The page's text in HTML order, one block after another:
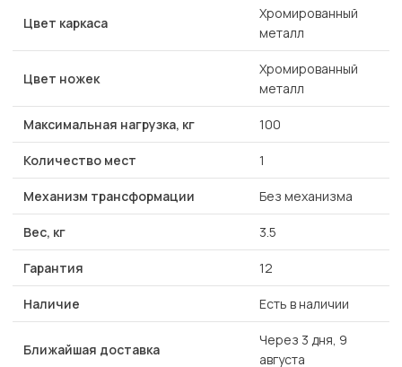
Цвет каркаса
Хромированный
металл
Цвет ножек
Хромированный
металл
Максимальная нагрузка, кг 100
Количество мест 1
Механизм трансформации Без механизма
Вес, кг 3.5
Гарантия 12
Наличие Есть в наличии
Ближайшая доставка
Через 3 дня, 9
августа